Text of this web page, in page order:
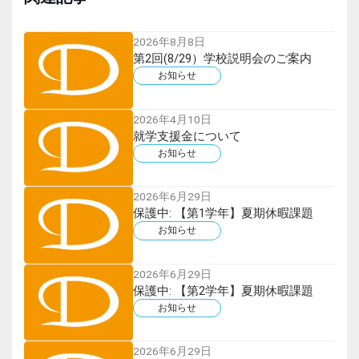
2026年8月8日
第2回(8/29）学校説明会のご案内
お知らせ
2026年4月10日
就学支援金について
お知らせ
2026年6月29日
保護中: 【第1学年】夏期休暇課題
お知らせ
2026年6月29日
保護中: 【第2学年】夏期休暇課題
お知らせ
2026年6月29日